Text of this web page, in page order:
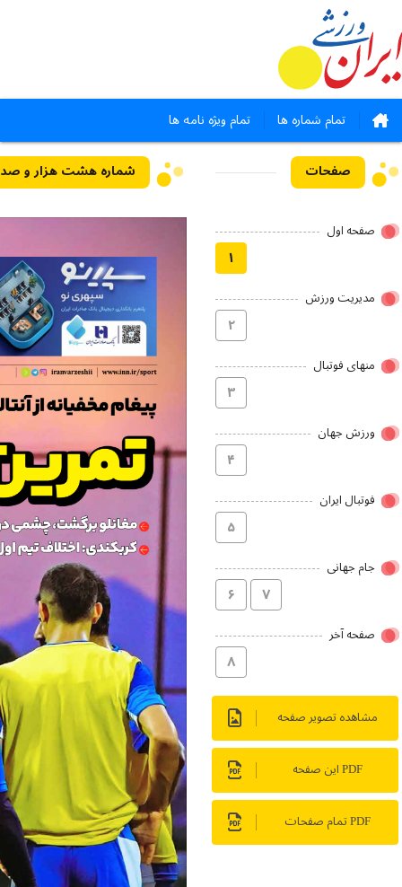
تمام شماره ها تمام ویژه نامه ها
صفحات
صفحه اول
۱
مدیریت ورزش
۲
منهای فوتبال
۳
ورزش جهان
۴
فوتبال ایران
۵
جام جهانی
۶ ۷
صفحه آخر
۸
مشاهده تصویر صفحه
PDF این صفحه
PDF تمام صفحات